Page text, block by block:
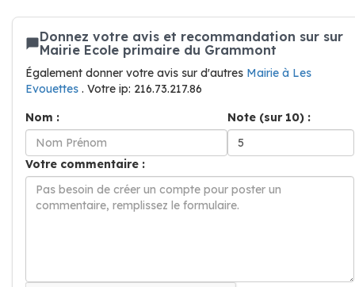
Donnez votre avis et recommandation sur sur
Mairie Ecole primaire du Grammont
Également donner votre avis sur d'autres Mairie à Les
Evouettes . Votre ip: 216.73.217.86
Nom :
Note (sur 10) :
Votre commentaire :